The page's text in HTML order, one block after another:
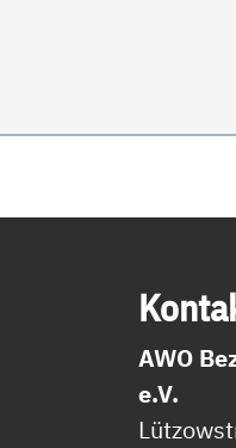
AWO
e.V.